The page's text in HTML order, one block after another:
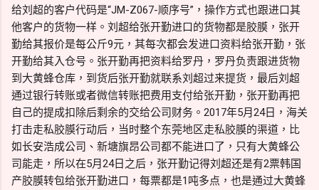
给刘超的客户代码是“JM-Z067-顺序号”，操作方式也跟进口其
他客户的货物一样。刘超给张开勤进口的货物都是胶膜，张开
勤给其报价是每公斤9元，其每次都会发进口资料给张开勤，张
开勤给其入仓号。张开勤再把资料给罗丹，罗丹负责跟进货物
到大黄蜂仓库，到货后张开勤就联系刘超过来提货，最后刘超
通过银行转账或者微信转账把费用支付给张开勤，张开勤再把
自己的提成扣除后剩余的交给公司财务。2017年5月24日，海关
打击走私胶膜行动后，当时整个东莞地区走私胶膜的渠道，比
如长安浩成公司、新塘旗昂公司都不能进口了，只有大黄蜂公
司能走，所以在5月24日之后，张开勤记得刘超还是有2票韩国
产胶膜转包给张开勤进口，每票都是1吨多点，也是通过大黄蜂